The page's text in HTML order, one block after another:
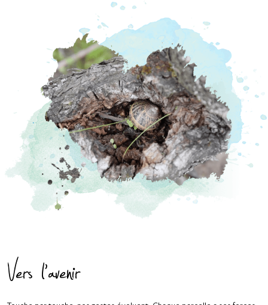
Vers l'avenir